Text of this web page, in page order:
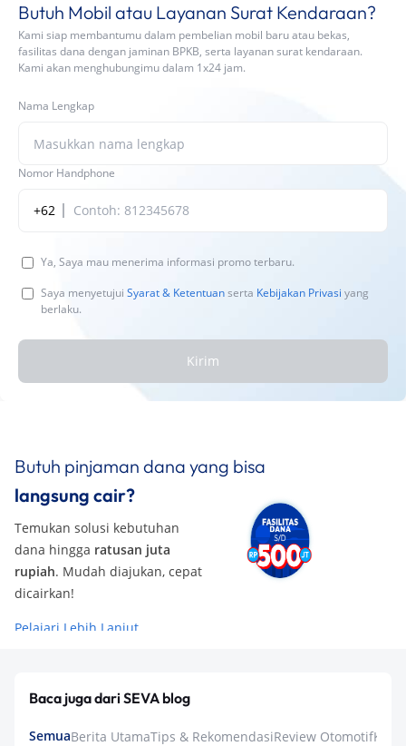
Butuh Mobil atau Layanan Surat Kendaraan?
Kami siap membantumu dalam pembelian mobil baru atau bekas,
fasilitas dana dengan jaminan BPKB, serta layanan surat kendaraan.
Kami akan menghubungimu dalam 1x24 jam.
Nama Lengkap
Nomor Handphone
+62
Ya, Saya mau menerima informasi promo terbaru.
Saya menyetujui Syarat & Ketentuanserta Kebijakan Privasi yang
berlaku.
Kirim
Butuh pinjaman dana yang bisa
langsung cair?
Temukan solusi kebutuhan
dana hingga ratusan juta
rupiah. Mudah diajukan, cepat
dicairkan!
Pelajari Lebih Lanjut
Baca juga dari SEVA blog
SemuaBerita UtamaTips & RekomendasiReview Otomotif